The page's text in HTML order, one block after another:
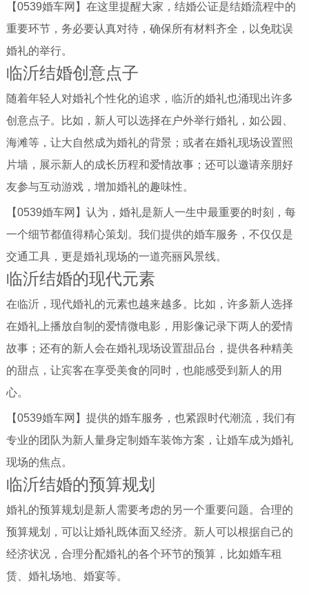
【0539婚车网】在这里提醒大家，结婚公证是结婚流程中的
重要环节，务必要认真对待，确保所有材料齐全，以免耽误
婚礼的举行。
临沂结婚创意点子
随着年轻人对婚礼个性化的追求，临沂的婚礼也涌现出许多
创意点子。比如，新人可以选择在户外举行婚礼，如公园、
海滩等，让大自然成为婚礼的背景；或者在婚礼现场设置照
片墙，展示新人的成长历程和爱情故事；还可以邀请亲朋好
友参与互动游戏，增加婚礼的趣味性。
【0539婚车网】认为，婚礼是新人一生中最重要的时刻，每
一个细节都值得精心策划。我们提供的婚车服务，不仅仅是
交通工具，更是婚礼现场的一道亮丽风景线。
临沂结婚的现代元素
在临沂，现代婚礼的元素也越来越多。比如，许多新人选择
在婚礼上播放自制的爱情微电影，用影像记录下两人的爱情
故事；还有的新人会在婚礼现场设置甜品台，提供各种精美
的甜点，让宾客在享受美食的同时，也能感受到新人的用
心。
【0539婚车网】提供的婚车服务，也紧跟时代潮流，我们有
专业的团队为新人量身定制婚车装饰方案，让婚车成为婚礼
现场的焦点。
临沂结婚的预算规划
婚礼的预算规划是新人需要考虑的另一个重要问题。合理的
预算规划，可以让婚礼既体面又经济。新人可以根据自己的
经济状况，合理分配婚礼的各个环节的预算，比如婚车租
赁、婚礼场地、婚宴等。